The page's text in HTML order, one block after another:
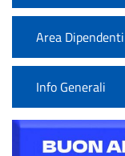
Area Dipendenti
Info Generali